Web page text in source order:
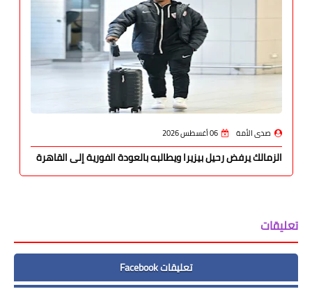
صدى الأمة 06 أغسطس 2026
الزمالك يرفض رحيل بيزيرا ويطالبه بالعودة الفورية إلى القاهرة
تعليقات
تعليقات Facebook